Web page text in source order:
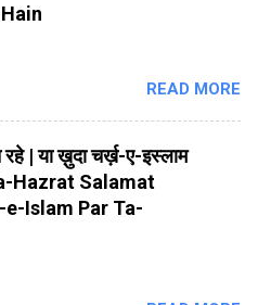
READ MORE
| या ख़ुदा चर्ख़-ए-इस्लाम
Hazrat Salamat
e-Islam Par Ta-